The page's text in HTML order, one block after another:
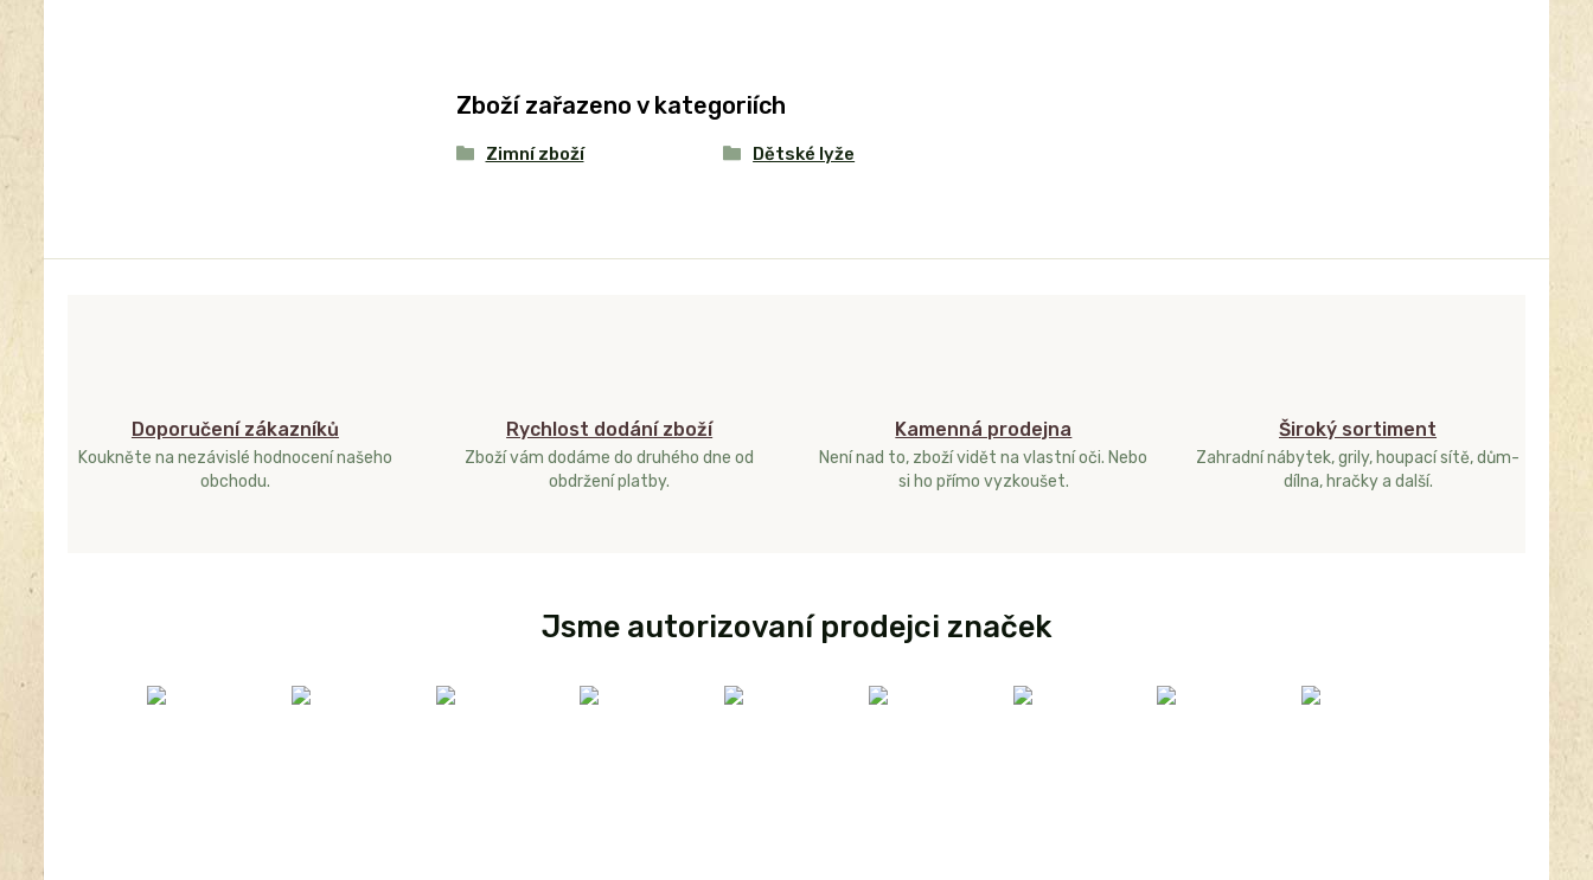
Zboží zařazeno v kategoriích
Zimní zboží Dětské lyže
Doporučení zákazníků
Koukněte na nezávislé hodnocení našeho
obchodu.
Rychlost dodání zboží
Zboží vám dodáme do druhého dne od
obdržení platby.
Kamenná prodejna
Není nad to, zboží vidět na vlastní oči. Nebo
si ho přímo vyzkoušet.
Široký sortiment
Zahradní nábytek, grily, houpací sítě, dům-
dílna, hračky a další.
Jsme autorizovaní prodejci značek